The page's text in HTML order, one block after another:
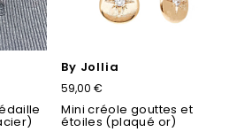
By Jollia
59,00 €
Mini créole gouttes et
étoiles (plaqué or)